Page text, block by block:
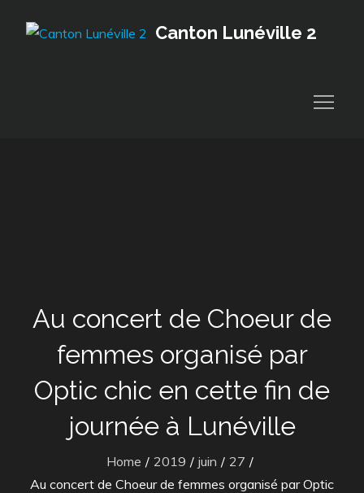
Canton Lunéville 2
Au concert de Choeur de
femmes organisé par
Optic chic en cette fin de
journée à Lunéville
Home 2019 juin
27
Au concert de Choeur de femmes organisé par Optic